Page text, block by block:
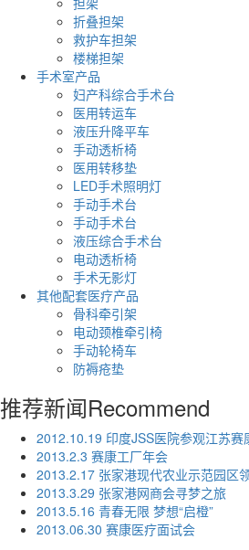
折叠担架
救护车担架
楼梯担架
手术室产品
妇产科综合手术台
医用转运车
液压升降平车
手动透析椅
医用转移垫
LED手术照明灯
手动手术台
手动手术台
液压综合手术台
电动透析椅
手术无影灯
其他配套医疗产品
骨科牵引架
电动颈椎牵引椅
手动轮椅车
防褥疮垫
推荐新闻Recommend
2012.10.19 印度JSS医院参观江苏赛
2013.2.3 赛康工厂年会
2013.2.17 张家港现代农业示范园区
2013.3.29 张家港网商会寻梦之旅
2013.5.16 青春无限 梦想“启橙”
2013.06.30 赛康医疗面试会